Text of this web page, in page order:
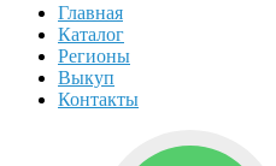
Главная
Каталог
Регионы
Выкуп
Контакты